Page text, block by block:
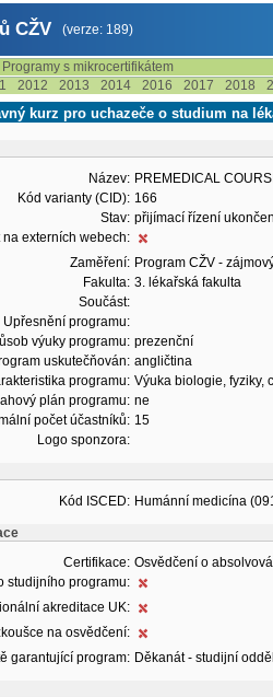
CŽV (verze: 189)
Programy s mikrocertifikátem
2012 2013 2014 2016 2017 2018
kurz pro uchazeče o studium na
Název: PREMEDICAL
Kód varianty (CID): 166
Stav: přijímací řízení
na externích webech:
Zaměření: Program CŽV -
Fakulta: 3. lékařská fakulta
Součást:
Upřesnění programu:
výuky programu: prezenční
uskutečňován: angličtina
programu: Výuka biologie, fyziky,
plán programu: ne
počet účastníků: 15
Logo sponzora:
Kód ISCED: Humánní medicína
Certifikace: Osvědčení o
studijního programu:
akreditace UK:
na osvědčení:
garantující program: Děkanát - studijní